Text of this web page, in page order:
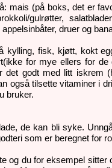
mais (på boks, det er
gulrøtter,
druer og
kylling, fisk, kjøtt, kokt
for mye ellers for
det godt med litt iskrem
også tilsette vitaminer i
bruker.
de kan bli syke.
som er beregnet for
og du for eksempel sitter